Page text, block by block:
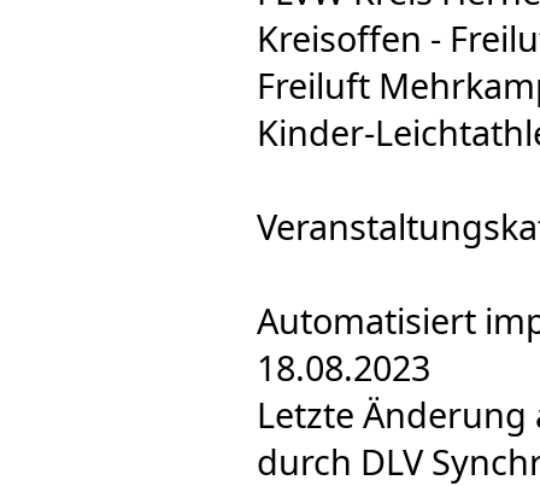
Kreisoffen -
Freiluft
Kinder-
Automatisiert
18.08.2023
Letzte Änderung
durch DLV